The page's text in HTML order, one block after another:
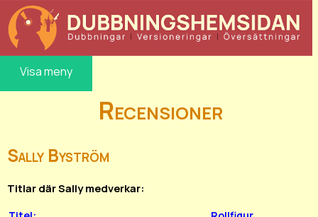
Visa meny
Recensioner
Sally Byström
Titlar där Sally medverkar: